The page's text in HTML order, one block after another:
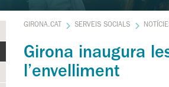
GIRONA.CAT SERVEIS SOCIALS
Girona inaugura
l’envelliment